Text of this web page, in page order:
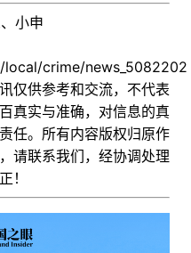
小申
crime/news_5082202
仅供参考和交流，不代表
真实与准确，对信息的真
任。所有内容版权归原作
请联系我们，经协调处理
！